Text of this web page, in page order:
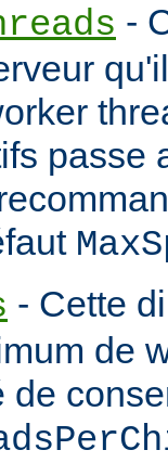
-
passe
- Cette
de
de